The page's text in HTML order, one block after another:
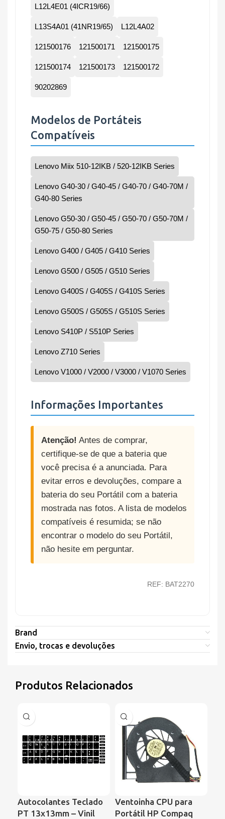
L12L4E01 (4ICR19/66)
L13S4A01 (41NR19/65) L12L4A02
121500176 121500171 121500175
121500174 121500173 121500172
90202869
Modelos de Portáteis
Compatíveis
Lenovo Miix 510-12IKB / 520-12IKB Series
Lenovo G40-30 / G40-45 / G40-70 / G40-70M /
G40-80 Series
Lenovo G50-30 / G50-45 / G50-70 / G50-70M /
G50-75 / G50-80 Series
Lenovo G400 / G405 / G410 Series
Lenovo G500 / G505 / G510 Series
Lenovo G400S / G405S / G410S Series
Lenovo G500S / G505S / G510S Series
Lenovo S410P / S510P Series
Lenovo Z710 Series
Lenovo V1000 / V2000 / V3000 / V1070 Series
Informações Importantes
Atenção! Antes de comprar,
certifique-se de que a bateria que
você precisa é a anunciada. Para
evitar erros e devoluções, compare a
bateria do seu Portátil com a bateria
mostrada nas fotos. A lista de modelos
compatíveis é resumida; se não
encontrar o modelo do seu Portátil,
não hesite em perguntar.
REF: BAT2270
Brand
Envio, trocas e devoluções
Produtos Relacionados
Autocolantes Teclado
PT 13x13mm – Vinil
Ventoinha CPU para
Portátil HP Compaq